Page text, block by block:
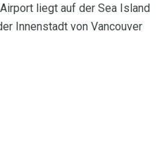
liegt auf der Sea Island
Innenstadt von Vancouver